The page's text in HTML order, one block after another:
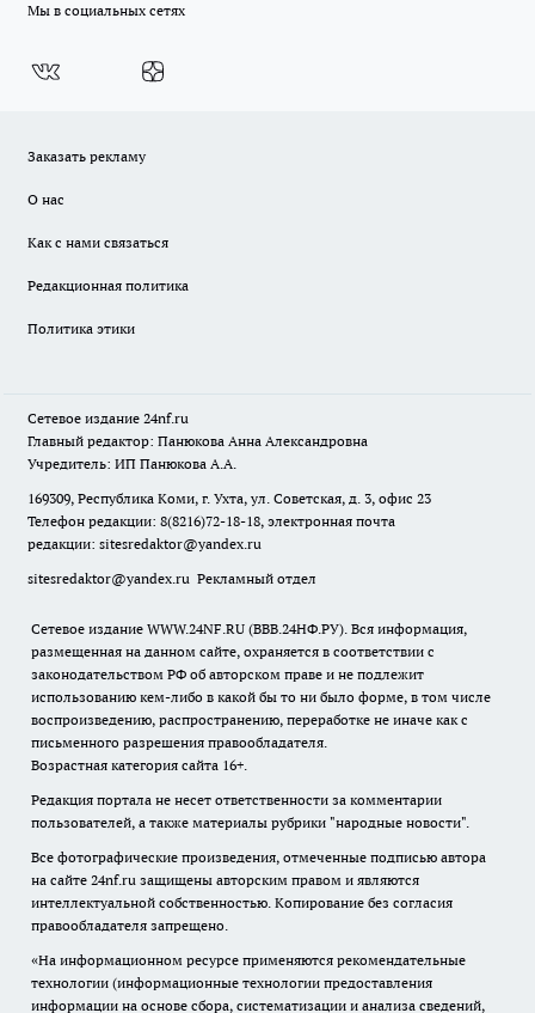
Мы в социальных сетях
Заказать рекламу
О нас
Как с нами связаться
Редакционная политика
Политика этики
Сетевое издание 24nf.ru
Главный редактор: Панюкова Анна Александровна
Учредитель: ИП Панюкова А.А.
169309, Республика Коми, г. Ухта, ул. Советская, д. 3, офис 23
Телефон редакции: 8(8216)72-18-18, электронная почта
редакции: sitesredaktor@yandex.ru
sitesredaktor@yandex.ru Рекламный отдел
Сетевое издание WWW.24NF.RU (ВВВ.24НФ.РУ). Вся информация,
размещенная на данном сайте, охраняется в соответствии с
законодательством РФ об авторском праве и не подлежит
использованию кем-либо в какой бы то ни было форме, в том числе
воспроизведению, распространению, переработке не иначе как с
письменного разрешения правообладателя.
Возрастная категория сайта 16+.
Редакция портала не несет ответственности за комментарии
пользователей, а также материалы рубрики "народные новости".
Все фотографические произведения, отмеченные подписью автора
на сайте 24nf.ru защищены авторским правом и являются
интеллектуальной собственностью. Копирование без согласия
правообладателя запрещено.
«На информационном ресурсе применяются рекомендательные
технологии (информационные технологии предоставления
информации на основе сбора, систематизации и анализа сведений,